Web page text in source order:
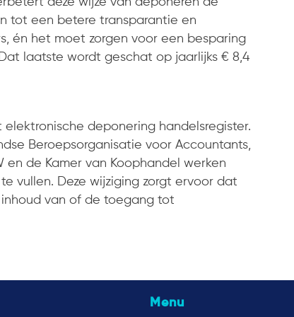
tot een betere transparantie en
én het moet zorgen voor een besparing
laatste wordt geschat op jaarlijks € 8,4
deponering handelsregister.
Beroepsorganisatie voor Accountants,
de Kamer van Koophandel werken
vullen. Deze wijziging zorgt ervoor dat
van of de toegang tot
Menu